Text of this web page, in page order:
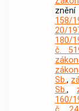
znění
158/
20/
180/
č.
Sb.,
Sb.,
160/